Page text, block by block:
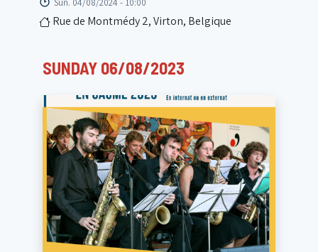
Rue de Montmédy 2, Virton, Belgique
SUNDAY 06/08/2023